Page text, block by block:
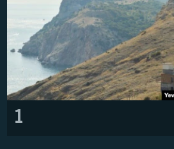
Усі сайти RFE/RL
1